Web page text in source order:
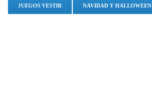
JUEGOS VESTIR NAVIDAD Y HALLOWEEN